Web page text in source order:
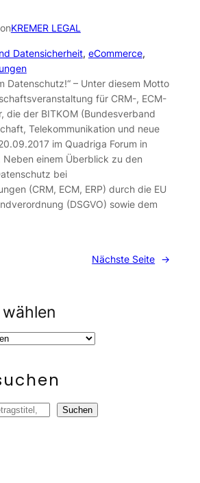
KREMER LEGAL
Datensicherheit, eCommerce
Datenschutz!“ – Unter diesem Motto
für CRM-, ECM-
die der BITKOM (Bundesverband
Telekommunikation und neue
im Quadriga Forum in
Neben einem Überblick zu den
bei
(CRM, ECM, ERP) durch die EU
(DSGVO) sowie dem
Nächste Seite →
wählen
Suchen